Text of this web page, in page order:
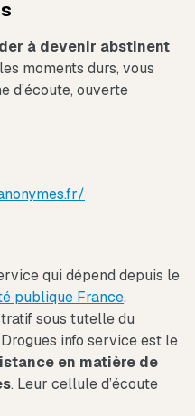
à devenir abstinent
moments durs, vous
d’écoute, ouverte
qui dépend depuis le
publique France,
sous tutelle du
info service est le
en matière de
. Leur cellule d’écoute